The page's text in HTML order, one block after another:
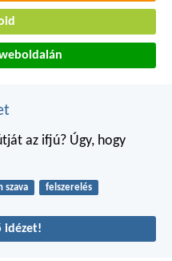
az ifjú? Úgy, hogy
szava felszerelés
idézet!